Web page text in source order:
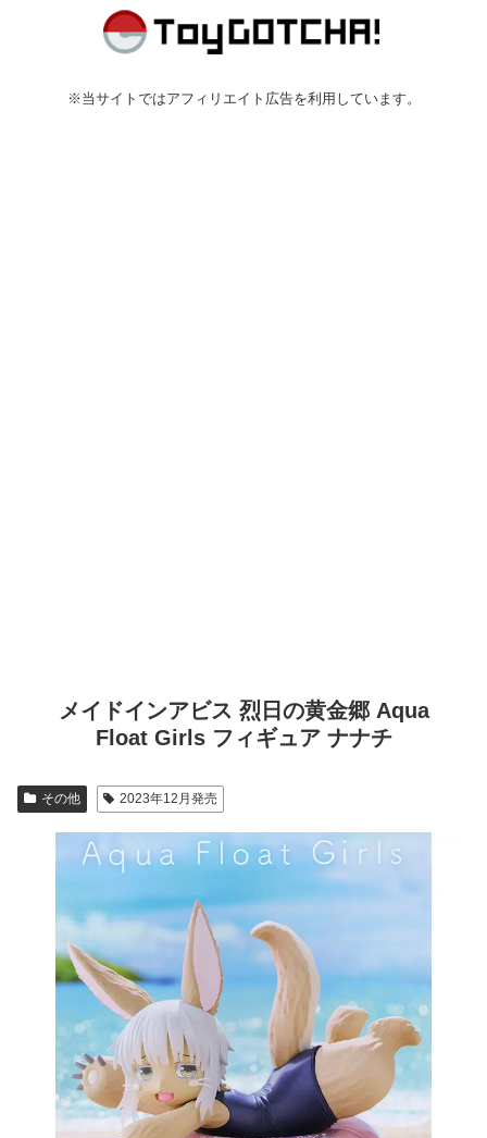
※当サイトではアフィリエイト広告を利用しています。
メイドインアビス 烈日の黄金郷 Aqua
Float Girls フィギュア ナナチ
その他 2023年12月発売